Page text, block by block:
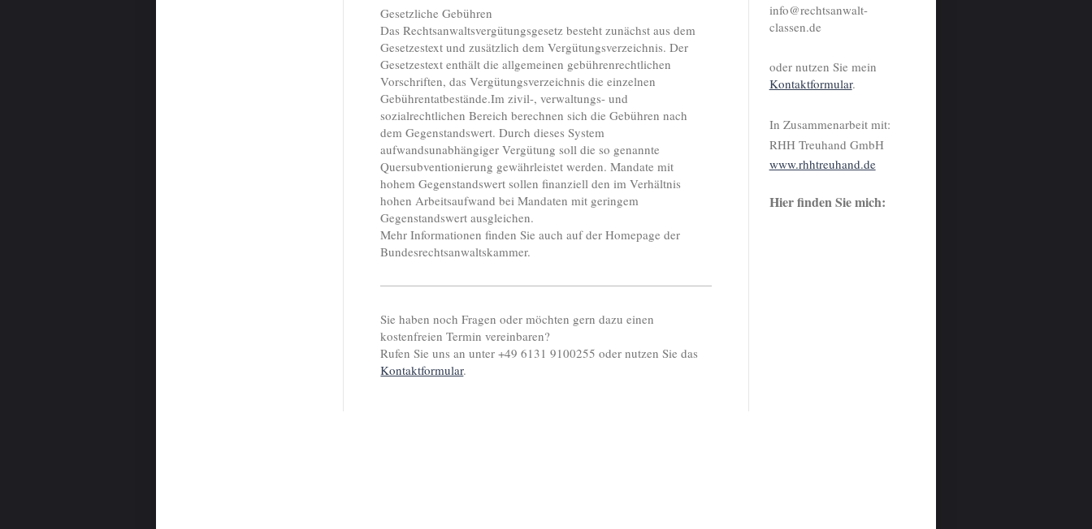
Gesetzliche Gebühren
Das Rechtsanwaltsvergütungsgesetz besteht zunächst aus dem
Gesetzestext und zusätzlich dem Vergütungsverzeichnis. Der
Gesetzestext enthält die allgemeinen gebührenrechtlichen
Vorschriften, das Vergütungsverzeichnis die einzelnen
Gebührentatbestände.Im zivil-, verwaltungs- und
sozialrechtlichen Bereich berechnen sich die Gebühren nach
dem Gegenstandswert. Durch dieses System
aufwandsunabhängiger Vergütung soll die so genannte
Quersubventionierung gewährleistet werden. Mandate mit
hohem Gegenstandswert sollen finanziell den im Verhältnis
hohen Arbeitsaufwand bei Mandaten mit geringem
Gegenstandswert ausgleichen.
Mehr Informationen finden Sie auch auf der Homepage der
Bundesrechtsanwaltskammer.
Sie haben noch Fragen oder möchten gern dazu einen
kostenfreien Termin vereinbaren?
Rufen Sie uns an unter +49 6131 9100255 oder nutzen Sie das
Kontaktformular.
info@rechtsanwalt-
classen.de
oder nutzen Sie mein
Kontaktformular.
In Zusammenarbeit mit:
RHH Treuhand GmbH
www.rhhtreuhand.de
Hier finden Sie mich: